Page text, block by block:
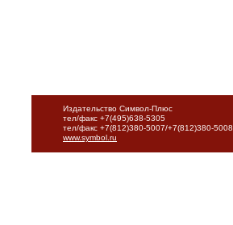
Издательство Символ-Плюс
тел/факс +7(495)638-5305
тел/факс +7(812)380-5007/+7(812)380-5008
www.symbol.ru